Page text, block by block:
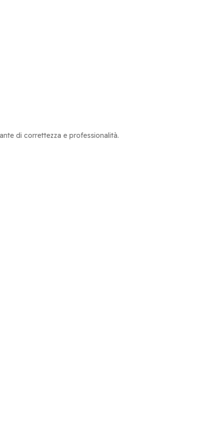
di correttezza e professionalità.